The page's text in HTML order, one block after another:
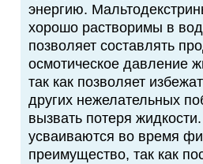
энергию.
хорошо растворимы в
позволяет составлять
осмотическое давление
так как позволяет
других нежелательных
вызвать потеря
усваиваются во время
преимущество, так как